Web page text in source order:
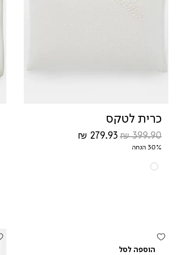
כרית לטקס
מחיר רגיל מחיר מבצע
30% הנחה
הוספה לסל